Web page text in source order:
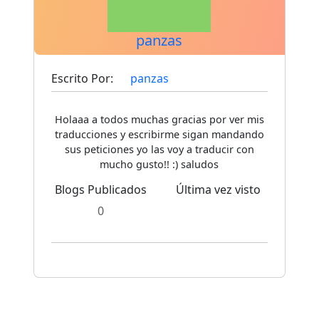
panzas
Escrito Por: panzas
Holaaa a todos muchas gracias por ver mis
traducciones y escribirme sigan mandando
sus peticiones yo las voy a traducir con
mucho gusto!! :) saludos
Blogs Publicados
0
Última vez visto